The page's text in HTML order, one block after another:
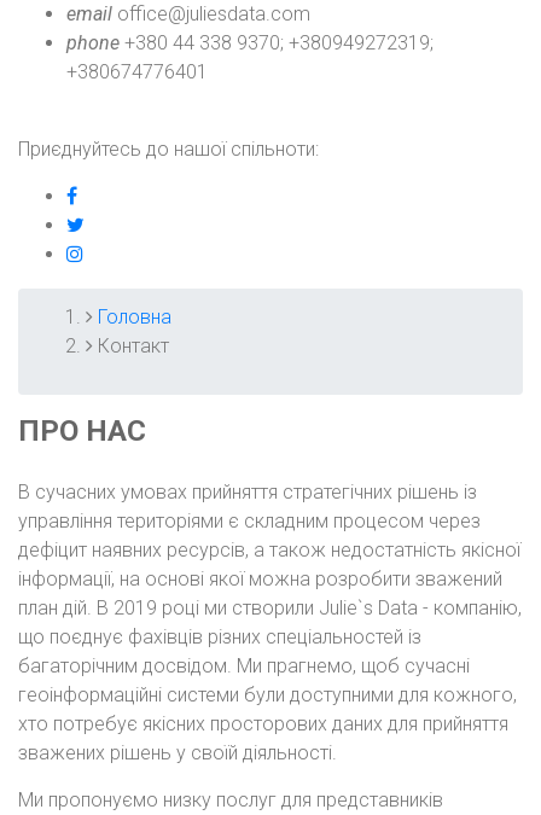
email office@juliesdata.com
phone +380 44 338 9370; +380949272319;
+380674776401
Приєднуйтесь до нашої спільноти:
facebook
instagram
РЯДОК
Головна
Контакт
ПРО НАС
В сучасних умовах прийняття стратегічних рішень із
управління територіями є складним процесом через
дефіцит наявних ресурсів, а також недостатність якісної
інформації, на основі якої можна розробити зважений
план дій. В 2019 році ми створили Julie`s Data - компанію,
що поєднує фахівців різних спеціальностей із
багаторічним досвідом. Ми прагнемо, щоб сучасні
геоінформаційні системи були доступними для кожного,
хто потребує якісних просторових даних для прийняття
зважених рішень у своїй діяльності.
Ми пропонуємо низку послуг для представників